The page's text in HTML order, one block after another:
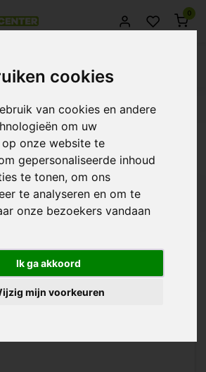
cookies
van cookies en andere
om uw
onze website te
gepersonaliseerde inhoud
te tonen, om ons
te analyseren en om te
onze bezoekers vandaan
Ik ga akkoord
mijn voorkeuren
0
policy Best customer service
with CO2 Controller
TechGrow T-Nano CO2
Controller